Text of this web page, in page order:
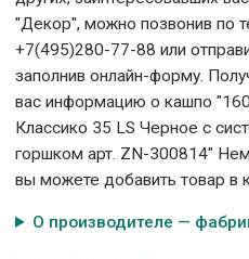
"Декор", можно позвонив по
+7(495)280-77-88 или
заполнив онлайн-форму.
вас информацию о кашпо
Классико 35 LS Черное с
горшком арт. ZN-300814"
вы можете добавить товар в
О производителе —